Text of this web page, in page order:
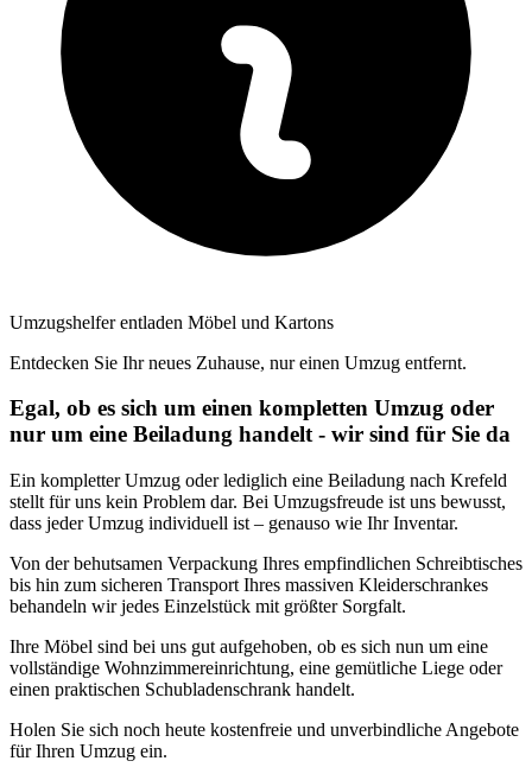
Umzugshelfer entladen Möbel und Kartons
Entdecken Sie Ihr neues Zuhause, nur einen Umzug entfernt.
Egal, ob es sich um einen kompletten Umzug oder
nur um eine Beiladung handelt - wir sind für Sie da
Ein kompletter Umzug oder lediglich eine Beiladung nach Krefeld
stellt für uns kein Problem dar. Bei Umzugsfreude ist uns bewusst,
dass jeder Umzug individuell ist – genauso wie Ihr Inventar.
Von der behutsamen Verpackung Ihres empfindlichen Schreibtisches
bis hin zum sicheren Transport Ihres massiven Kleiderschrankes
behandeln wir jedes Einzelstück mit größter Sorgfalt.
Ihre Möbel sind bei uns gut aufgehoben, ob es sich nun um eine
vollständige Wohnzimmereinrichtung, eine gemütliche Liege oder
einen praktischen Schubladenschrank handelt.
Holen Sie sich noch heute kostenfreie und unverbindliche Angebote
für Ihren Umzug ein.